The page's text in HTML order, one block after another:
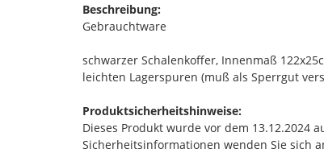
Beschreibung:
Gebrauchtware
schwarzer Schalenkoffer, Innenmaß
leichten Lagerspuren (muß als Sperrgut
Produktsicherheitshinweise:
Dieses Produkt wurde vor dem 13.12.2024
Sicherheitsinformationen wenden Sie sich